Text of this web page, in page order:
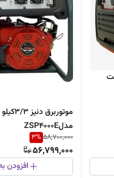
مدلZSP4000E
58,700,000
3%
56,799,000
افزودن